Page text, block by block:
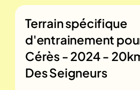
Terrain spécifique
d'entrainement
Cérès - 2024 -
Des Seigneurs